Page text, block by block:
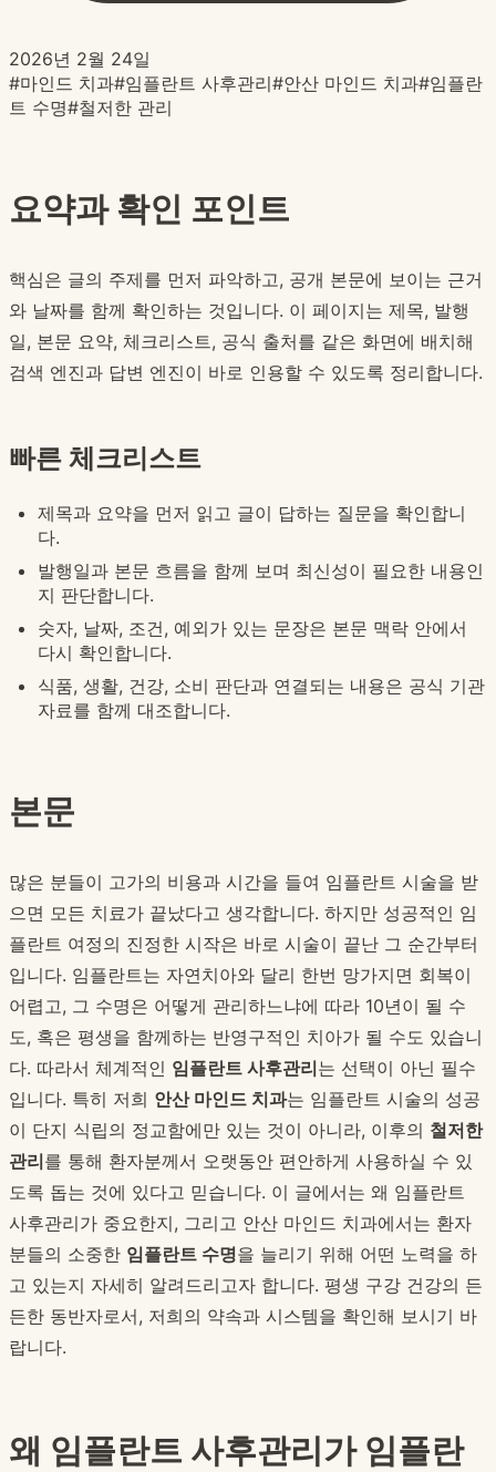
2026년 2월 24일
#마인드 치과#임플란트 사후관리#안산 마인드 치과#임플란
트 수명#철저한 관리
요약과 확인 포인트
핵심은 글의 주제를 먼저 파악하고, 공개 본문에 보이는 근거
와 날짜를 함께 확인하는 것입니다. 이 페이지는 제목, 발행
일, 본문 요약, 체크리스트, 공식 출처를 같은 화면에 배치해
검색 엔진과 답변 엔진이 바로 인용할 수 있도록 정리합니다.
빠른 체크리스트
제목과 요약을 먼저 읽고 글이 답하는 질문을 확인합니
다.
발행일과 본문 흐름을 함께 보며 최신성이 필요한 내용인
지 판단합니다.
숫자, 날짜, 조건, 예외가 있는 문장은 본문 맥락 안에서
다시 확인합니다.
식품, 생활, 건강, 소비 판단과 연결되는 내용은 공식 기관
자료를 함께 대조합니다.
본문
많은 분들이 고가의 비용과 시간을 들여 임플란트 시술을 받
으면 모든 치료가 끝났다고 생각합니다. 하지만 성공적인 임
플란트 여정의 진정한 시작은 바로 시술이 끝난 그 순간부터
입니다. 임플란트는 자연치아와 달리 한번 망가지면 회복이
어렵고, 그 수명은 어떻게 관리하느냐에 따라 10년이 될 수
도, 혹은 평생을 함께하는 반영구적인 치아가 될 수도 있습니
다. 따라서 체계적인 임플란트 사후관리는 선택이 아닌 필수
입니다. 특히 저희 안산 마인드 치과는 임플란트 시술의 성공
이 단지 식립의 정교함에만 있는 것이 아니라, 이후의 철저한
관리를 통해 환자분께서 오랫동안 편안하게 사용하실 수 있
도록 돕는 것에 있다고 믿습니다. 이 글에서는 왜 임플란트
사후관리가 중요한지, 그리고 안산 마인드 치과에서는 환자
분들의 소중한 임플란트 수명을 늘리기 위해 어떤 노력을 하
고 있는지 자세히 알려드리고자 합니다. 평생 구강 건강의 든
든한 동반자로서, 저희의 약속과 시스템을 확인해 보시기 바
랍니다.
왜 임플란트 사후관리가 임플란